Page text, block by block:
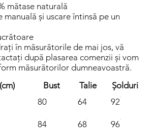
mătase naturală
manuală și uscare întinsă pe un
în măsurătorile de mai jos, vă
după plasarea comenzii și vom
măsurătorilor dumneavoastră.
Bust Talie
Șolduri
80 64 92
84 68 96